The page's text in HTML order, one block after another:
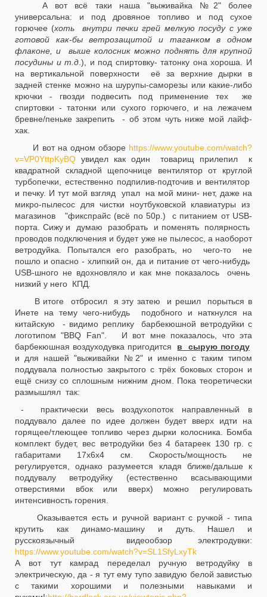
А вот всё таки наша "выживайка №2" более
универсальна: и под дровяное топливо и под сухое
горючее (хоть внутри печки грей мелкую посуду с уже
готовой как-бы ветрозащитой и таганком в одном
флаконе, и выше колосник можно поднять для крупной
посудины и т.д .), и под спиртовку- татонку она хороша. И
на вертикальной поверхности её за верхние дырки в
задней стенке можно на шурупы-саморезы или какие-либо
крючки - гвозди подвесить под применение тех же
спиртовки - татонки или сухого горючего, и на лежачем
бревне/пеньке закрепить - об этом чуть ниже мой лайф-
хак.
И вот на одном обзоре https://www.youtube.com/watch?
v=VP0YttpKyBQ увидел как один товарищ прилепил к
квадратной складной щепочнице вентилятор от круглой
турбопечки, естественно подпилив-подточив и вентилятор
и печку. И тут мой взгляд упал на мой мини- нет, даже на
микро-пылесос для чистки ноутбуковской клавиатуры из
магазинов "фикспрайс (всё по 50р.) с питанием от USB-
порта. Сижу и думаю разобрать и поменять полярность
проводов подключения и будет уже не пылесос, а наоборот
ветродуйка. Попытался его разобрать, но чего-то не
пошло и опасно - хлипкий он, да и питание от чего-нибудь
USB-шного не вдохновляло и как мне показалось очень
низкий у него КПД.
В итоге отбросил я эту затею и решил порыться в
Инете на тему чего-нибудь подобного и наткнулся на
китайскую - видимо реплику барбекюшной ветродуйки с
логотипом "BBQ Fan". И вот мне показалось, что эта
барбекюшная воздуходувка пригодится в сырую погоду
и для нашей "выживайки №2" и именно с таким типом
поддувала полностью закрытого с трёх боковых сторон и
ещё снизу со сплошным нижним дном. Пока теоретически
размышлял так:
- практически весь воздухопоток направленный в
поддувало далее по идее должен будет вверх идти на
горящее/тлеющее топливо через дырки колосника. Бомба
комплект будет, вес ветродуйки без 4 батареек 130 гр. с
габаритами 17х6х4 см. Скорость/мощность не
регулируется, однако разумеется кладя ближе/дальше к
поддувалу ветродуйку (естественно всасывающими
отверстиями вбок или вверх) можно регулировать
интенсивность горения.
Оказывается есть и ручной вариант с ручкой - типа
крутить как динамо-машину и дуть. Нашел и
русскоязычный видеообзор электродувки:
https://www.youtube.com/watch?v=SL1SfyLxyTk
А вот тут камрад переделал ручную ветродуйку в
электрическую, да - я тут ему тупо завидую белой завистью
с такими хорошими и полезными навыками и